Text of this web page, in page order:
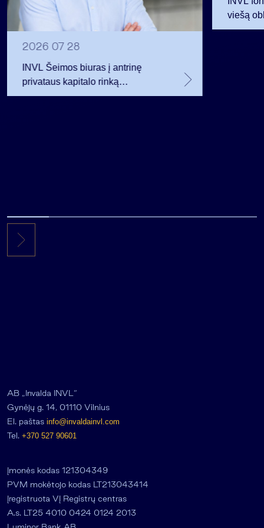
2026 07 28
INVL Šeimos biuras į antrinę
privataus kapitalo rinką
investuojantį fondą pritraukė 17,4
viešą
12 mln.
AB „Invalda INVL“
Gynėjų g. 14, 01110 Vilnius
El. paštas info@invaldainvl.com
Tel. +370 527 90601
Įmonės kodas 121304349
PVM mokėtojo kodas LT213043414
Įregistruota VĮ Registrų centras
A.s. LT25 4010 0424 0124 2013